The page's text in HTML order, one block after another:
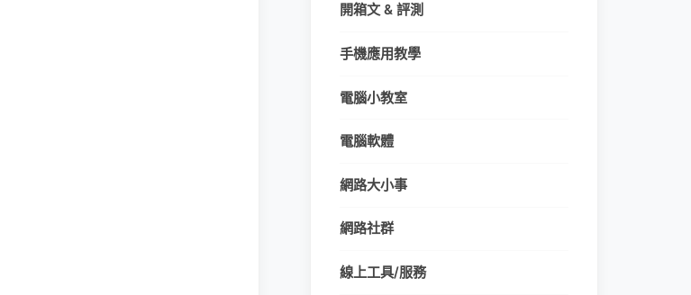
開箱文 & 評測
手機應用教學
電腦小教室
電腦軟體
網路大小事
網路社群
線上工具/服務